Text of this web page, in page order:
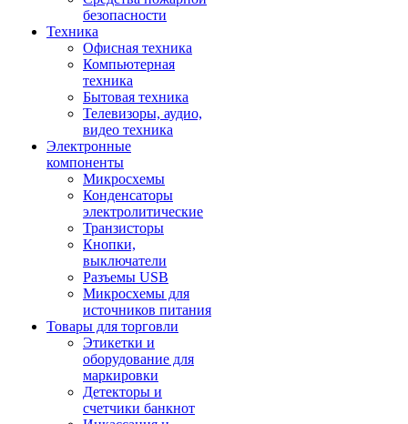
безопасности
Техника
Офисная техника
Компьютерная
техника
Бытовая техника
Телевизоры, аудио,
видео техника
Электронные
компоненты
Микросхемы
Конденсаторы
электролитические
Транзисторы
Кнопки,
выключатели
Разъемы USB
Микросхемы для
источников питания
Товары для торговли
Этикетки и
оборудование для
маркировки
Детекторы и
счетчики банкнот